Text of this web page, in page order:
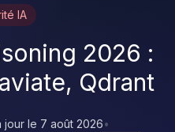
IA
2026 :
Qdrant
jour le 7 août 2026•